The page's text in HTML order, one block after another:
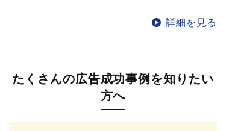
詳細を見る
たくさんの広告成功事例を知りたい
方へ